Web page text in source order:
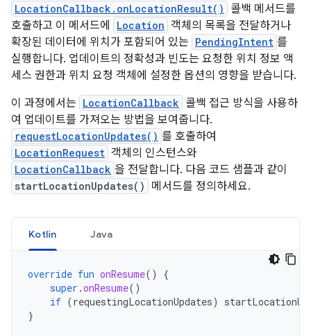
LocationCallback.onLocationResult()
콜백 메서드를
호출하고 이 메서드에
Location 객체의 목록을 전달하거나
확장된 데이터에 위치가 포함되어 있는 PendingIntent 를
실행합니다. 업데이트의 정확성과 빈도는 요청한 위치 정보 액
세스 권한과 위치 요청 객체에 설정한 옵션의 영향을 받습니다.
이 과정에서는 LocationCallback 콜백 접근 방식을 사용하
여 업데이트를 가져오는 방법을 보여줍니다.
requestLocationUpdates() 를 호출하여
LocationRequest 객체의 인스턴스와
LocationCallback 을 전달합니다. 다음 코드 샘플과 같이
startLocationUpdates() 메서드를 정의하세요.
Kotlin Java
override fun onResume()
{
super .onResume()
if (requestingLocationUpdates)
}